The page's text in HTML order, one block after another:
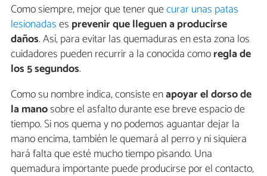
Como siempre, mejor que tener quecurar unas patas
lesionadases prevenir que lleguen a producirse
daños. Así, para evitar las quemaduras en esta zona los
cuidadores pueden recurrir a la conocida comoregla de
los 5 segundos.
Como su nombre indica, consiste enapoyar el dorso de
la manosobre el asfalto durante ese breve espacio de
tiempo. Si nos quema y no podemos aguantar dejar la
mano encima, también le quemará al perro y ni siquiera
hará falta que esté mucho tiempo pisando. Una
quemadura importante puede producirse por el contacto,